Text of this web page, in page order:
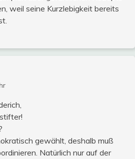
weil seine Kurzlebigkeit bereits
gewählt, deshalb muß
Natürlich nur auf der